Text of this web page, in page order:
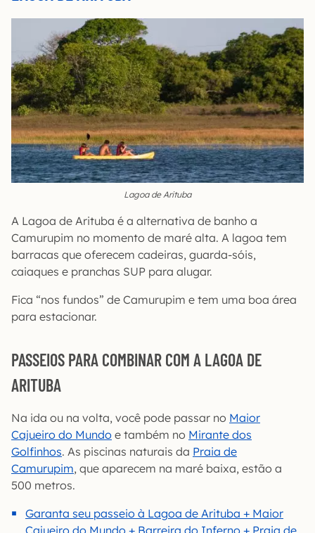
Lagoa de Arituba
A Lagoa de Arituba é a alternativa de banho a
Camurupim no momento de maré alta. A lagoa tem
barracas que oferecem cadeiras, guarda-sóis,
caiaques e pranchas SUP para alugar.
Fica “nos fundos” de Camurupim e tem uma boa área
para estacionar.
PASSEIOS PARA COMBINAR COM A LAGOA DE
ARITUBA
Na ida ou na volta, você pode passar no Maior
Cajueiro do Mundo e também no Mirante dos
Golfinhos. As piscinas naturais da Praia de
Camurupim, que aparecem na maré baixa, estão a
500 metros.
Garanta seu passeio à Lagoa de Arituba + Maior